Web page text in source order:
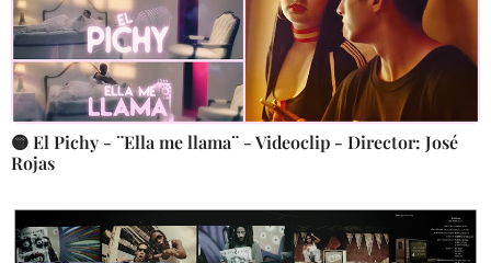
🟡 El Pichy - ¨Ella me llama¨ - Videoclip - Director: José
Rojas